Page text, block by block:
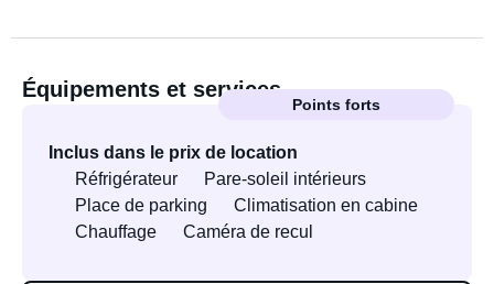
Équipements et services
Points forts
Inclus dans le prix de location
Réfrigérateur
Pare-soleil intérieurs
Place de parking
Climatisation en cabine
Chauffage
Caméra de recul